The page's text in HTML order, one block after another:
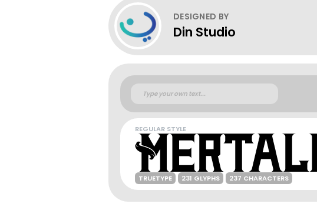
DESIGNED BY
Din Studio
REGULAR STYLE
TRUETYPE 231 GLYPHS 237 CHARACTERS